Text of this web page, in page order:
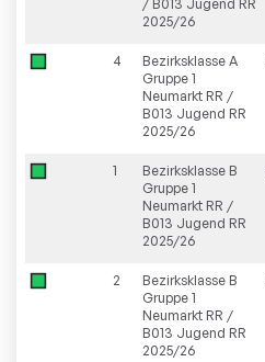
/ B013 Jugend RR
2025/26
4
Bezirksklasse A
Gruppe 1
Neumarkt RR /
B013 Jugend RR
2025/26
1
Bezirksklasse B
Gruppe 1
Neumarkt RR /
B013 Jugend RR
2025/26
2
Bezirksklasse B
Gruppe 1
Neumarkt RR /
B013 Jugend RR
2025/26